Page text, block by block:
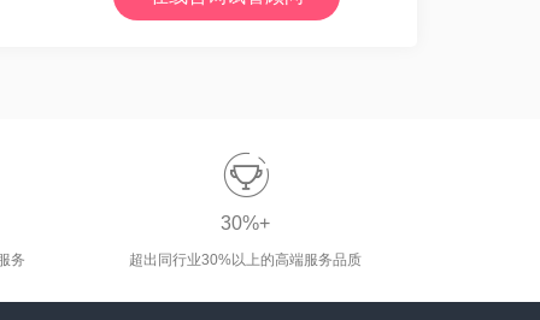
务

30%+
超出同行业30%以上的高端服务品质